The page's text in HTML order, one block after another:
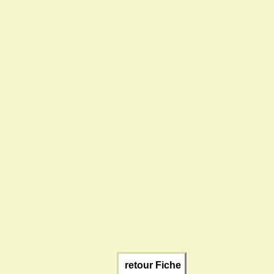
retour Fiche